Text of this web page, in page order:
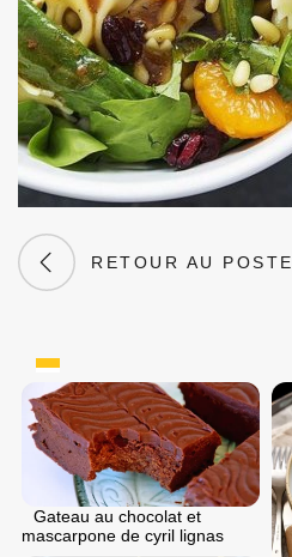
RETOUR AU POSTE
Gateau au chocolat et
mascarpone de cyril lignas